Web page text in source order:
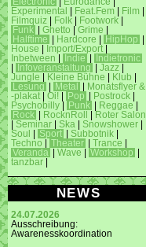
Experimental
Feat.Fem Film
Filmquiz
Folk Footwork
Funk
Ghetto Grime
Halftime
Hardcore HipHop
House
Import/Export
Inbetween
Indie
Indietronic
Infoveranstaltung Jazz
Jungle
Kleine Bühne Klub
Lesung
Metal
Monatsflyer &
-plakat
Oi! Pop Postrock
Psychobilly
Punk Reggae
Rock
RocknRoll
Roter Salon
Seminar Ska Snowshower
Soul
Sport Subbotnik
Techno
Theater Trance
Veranda
Wave Workshop
tanzbar
NEWS
24.07.2026
Ausschreibung:
Awarenesskoordination